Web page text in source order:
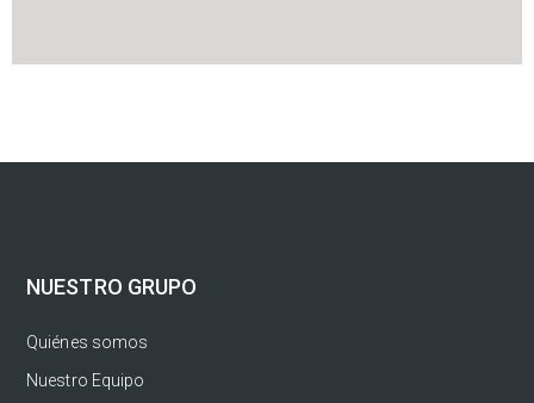
NUESTRO GRUPO
Quiénes somos
Nuestro Equipo